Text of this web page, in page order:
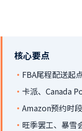
核心要点
· FBA尾程配送起
· 卡派、Canada
· Amazon预约时
· 旺季罢工、暴雪